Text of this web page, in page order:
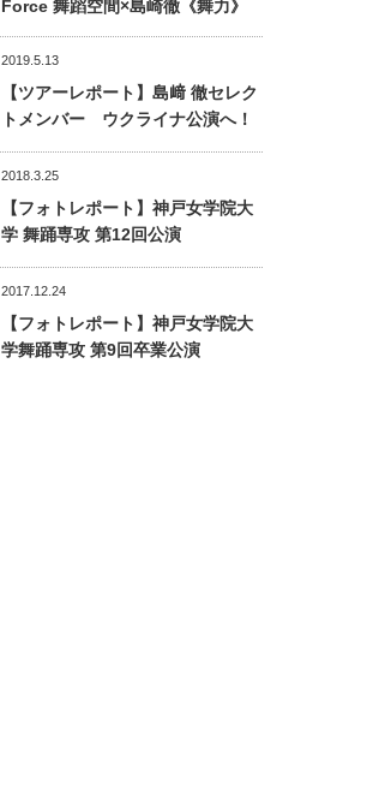
Force 舞蹈空間×島崎徹《舞力》
2019.5.13
【ツアーレポート】島﨑 徹セレク
トメンバー ウクライナ公演へ！
2018.3.25
【フォトレポート】神戸女学院大
学 舞踊専攻 第12回公演
2017.12.24
【フォトレポート】神戸女学院大
学舞踊専攻 第9回卒業公演